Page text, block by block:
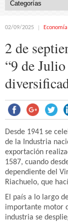
02/09/2025
2 de
“9 de
Desde 1941 se
de la Industria
exportación
1587, cuando
dependiente del
Riachuelo, que
El país a lo largo
importante motor
industria se